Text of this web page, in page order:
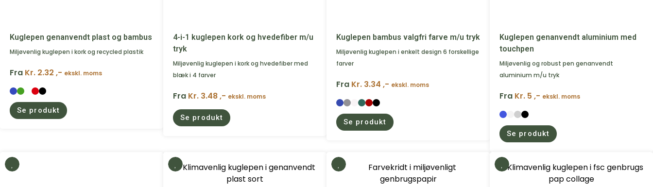
Kuglepen genanvendt plast og bambus
Miljøvenlig kuglepen i kork og recycled plastik
Fra Kr. 2.32 ,- ekskl. moms
Se produkt
4-i-1 kuglepen kork og hvedefiber m/u
tryk
Miljøvenlig kuglepen i kork og hvedefiber med
blæk i 4 farver
Fra Kr. 3.48 ,- ekskl. moms
Se produkt
Kuglepen bambus valgfri farve m/u tryk
Miljøvenlig kuglepen i enkelt design 6 forskellige
farver
Fra Kr. 3.34 ,- ekskl. moms
Se produkt
Kuglepen genanvendt aluminium med
touchpen
Miljøvenlig og robust pen genanvendt
aluminium m/u tryk
Fra Kr. 5 ,- ekskl. moms
Se produkt